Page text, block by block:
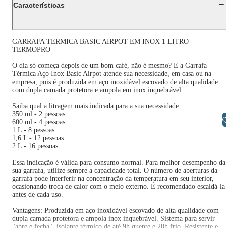
Características
GARRAFA TÉRMICA BASIC AIRPOT EM INOX 1 LITRO -
TERMOPRO
O dia só começa depois de um bom café, não é mesmo? E a Garrafa
Térmica Aço Inox Basic Airpot atende sua necessidade, em casa ou na
empresa, pois é produzida em aço inoxidável escovado de alta qualidade
com dupla camada protetora e ampola em inox inquebrável.
Saiba qual a litragem mais indicada para a sua necessidade:
350 ml - 2 pessoas
600 ml - 4 pessoas
1 L - 8 pessoas
1,6 L - 12 pessoas
2 L - 16 pessoas
Essa indicação é válida para consumo normal. Para melhor desempenho da
sua garrafa, utilize sempre a capacidade total. O número de aberturas da
garrafa pode interferir na concentração da temperatura em seu interior,
ocasionando troca de calor com o meio externo. É recomendado escaldá-la
antes de cada uso.
Vantagens: Produzida em aço inoxidável escovado de alta qualidade com
dupla camada protetora e ampola inox inquebrável. Sistema para servir